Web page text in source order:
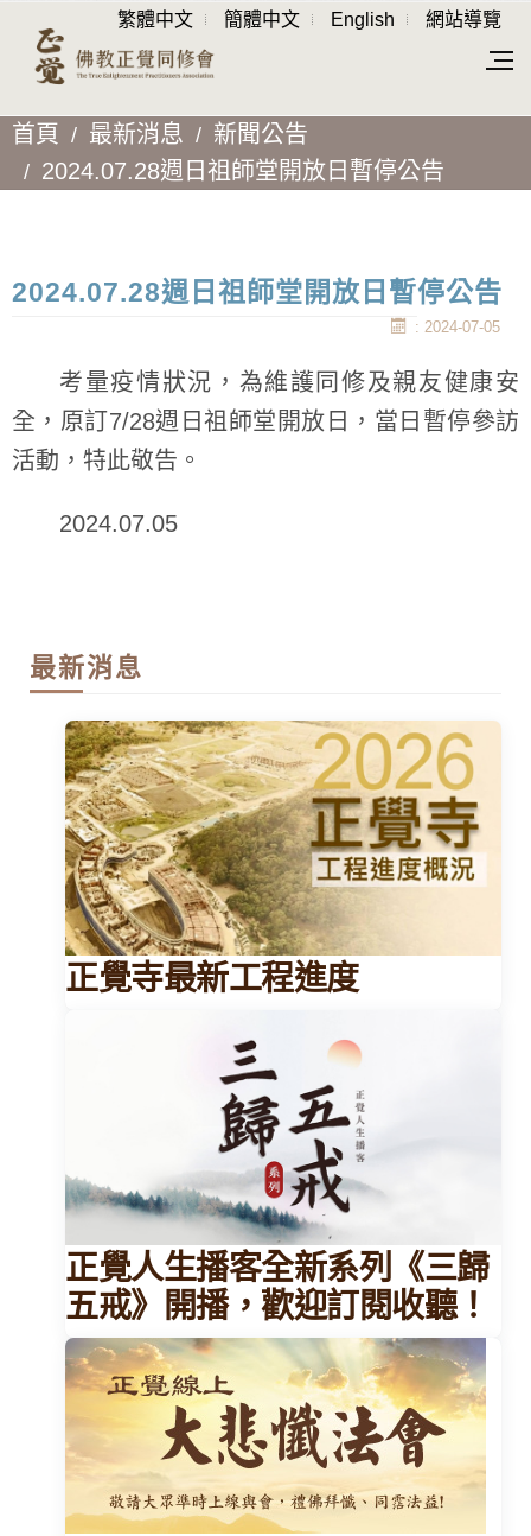
繁體中文 簡體中文 English 網站導覽
首頁 最新消息
新聞公告
2024.07.28週日祖師堂開放日暫停公告
2024.07.28週日祖師堂開放日暫停公告
: 2024-07-05
考量疫情狀況，為維護同修及親友健康安
全，原訂7/28週日祖師堂開放日，當日暫停參訪
活動，特此敬告。
2024.07.05
最新消息
正覺寺最新工程進度
正覺人生播客全新系列《三歸
五戒》開播，歡迎訂閱收聽！